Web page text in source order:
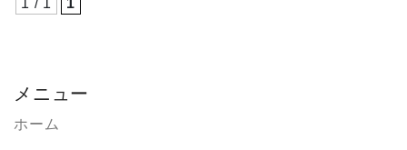
1 / 1 1
メニュー
ホーム